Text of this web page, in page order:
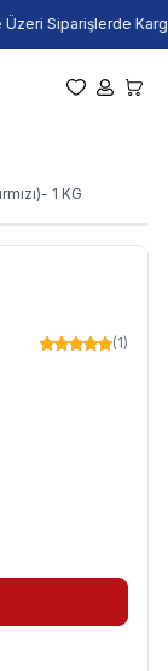
Siparişlerde
Favorilerim
Hesabım
1 KG
(1)